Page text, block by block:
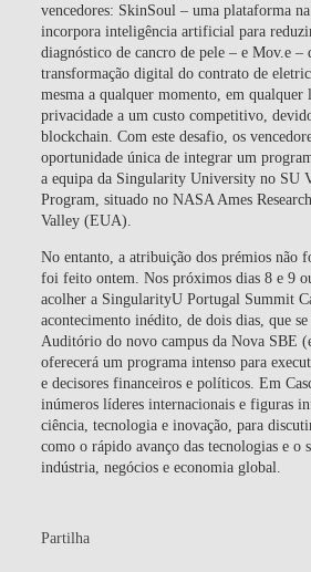
vencedores: SkinSoul – uma plataforma
incorpora inteligência artificial para
diagnóstico de cancro de pele – e Mov.e –
transformação digital do contrato de
mesma a qualquer momento, em qualquer
privacidade a um custo competitivo,
blockchain. Com este desafio, os
oportunidade única de integrar um
a equipa da Singularity University no SU
Program, situado no NASA Ames
Valley (EUA).
No entanto, a atribuição dos prémios não
foi feito ontem. Nos próximos dias 8 e 9
acolher a SingularityU Portugal Summit
acontecimento inédito, de dois dias, que
Auditório do novo campus da Nova SBE
oferecerá um programa intenso para
e decisores financeiros e políticos. Em
inúmeros líderes internacionais e figuras
ciência, tecnologia e inovação, para
como o rápido avanço das tecnologias e o
indústria, negócios e economia global.
Partilha